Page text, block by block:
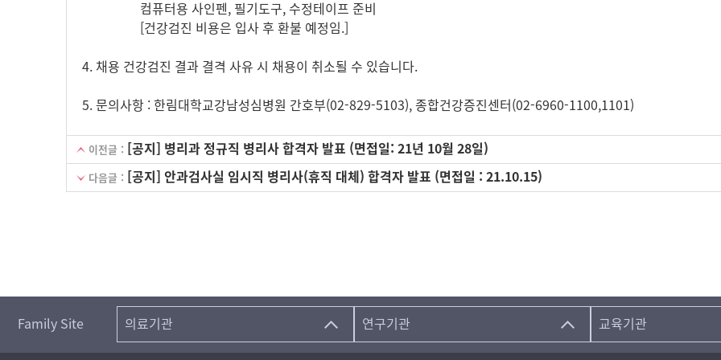
컴퓨터용 사인펜, 필기도구, 수정테이프 준비
[건강검진 비용은 입사 후 환불 예정임.]
4. 채용 건강검진 결과 결격 사유 시 채용이 취소될 수 있습니다.
5. 문의사항 : 한림대학교강남성심병원 간호부(02-829-5103), 종합건강증진센터(02-6960-1100,1101)
이전글 : [공지] 병리과 정규직 병리사 합격자 발표 (면접일: 21년 10월 28일)
다음글 : [공지] 안과검사실 임시직 병리사(휴직 대체) 합격자 발표 (면접일 : 21.10.15)
Family Site 의료기관 연구기관 교육기관